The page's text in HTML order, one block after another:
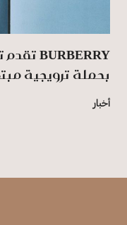
بحملة ترويجية
أخبار